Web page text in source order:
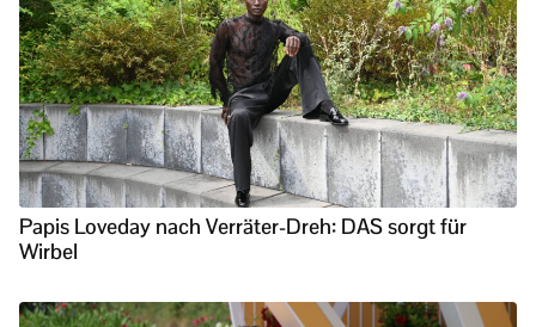
Papis Loveday nach Verräter-Dreh: DAS sorgt für
Wirbel